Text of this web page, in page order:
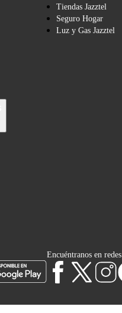
Tiendas Jazztel
Seguro Hogar
Luz y Gas Jazztel
Encuéntranos en redes